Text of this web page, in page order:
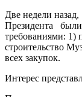
Две недели
Президента были
требованиями: 1)
строительство
всех закупок.
Интерес